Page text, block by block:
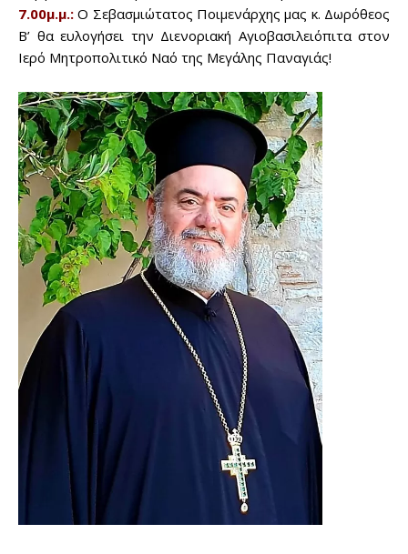
7.00μ.μ.: Ο Σεβασμιώτατος Ποιμενάρχης μας κ. Δωρόθεος
Β’ θα ευλογήσει την Διενοριακή Αγιοβασιλειόπιτα στον
Ιερό Μητροπολιτικό Ναό της Μεγάλης Παναγιάς!